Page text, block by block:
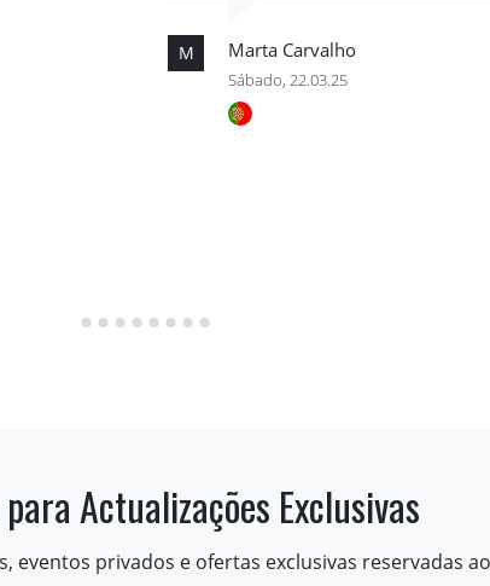
M Marta Carvalho
Sábado, 22.03.25
Actualizações Exclusivas
eventos privados e ofertas exclusivas reservadas